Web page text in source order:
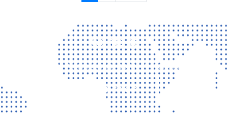
Contact
Vragen? Neem gerust contact met ons op!
CONTACT